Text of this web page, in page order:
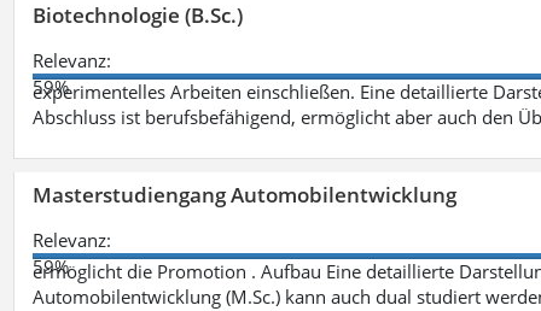
Biotechnologie (B.Sc.)
Relevanz:
59%
experimentelles Arbeiten einschließen. Eine detaillierte
Abschluss ist berufsbefähigend, ermöglicht aber auch den
Masterstudiengang Automobilentwicklung
Relevanz:
59%
ermöglicht die Promotion . Aufbau Eine detaillierte
Automobilentwicklung (M.Sc.) kann auch dual studiert